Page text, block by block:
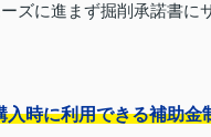
ズに進まず掘削承諾書
時に利用できる補助金